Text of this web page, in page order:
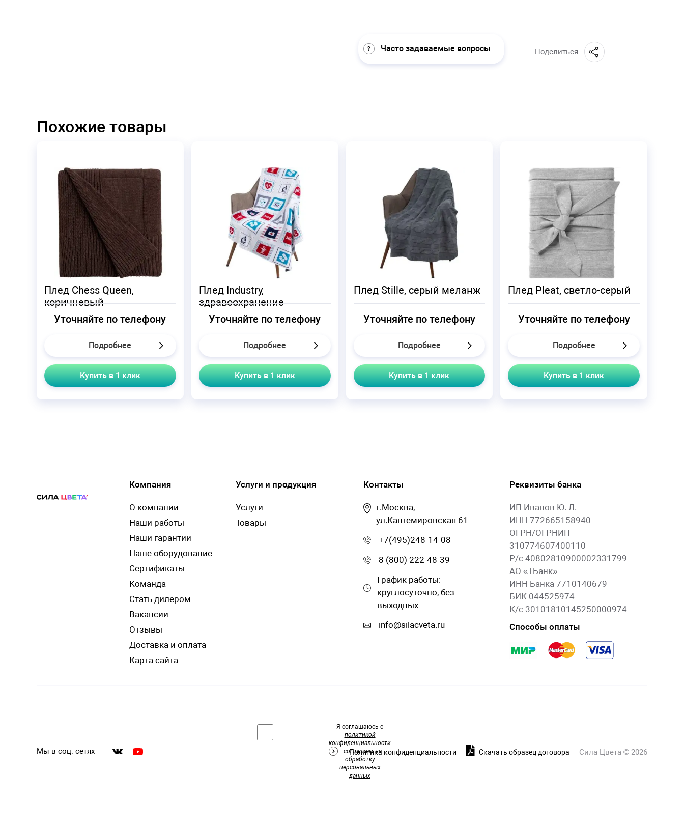
Часто задаваемые вопросы Поделиться
Похожие товары
Плед Chess Queen,
коричневый
Уточняйте по телефону
Подробнее
Купить в 1 клик
Плед Industry,
здравоохранение
Уточняйте по телефону
Подробнее
Купить в 1 клик
Плед Stille, серый меланж
Уточняйте по телефону
Подробнее
Купить в 1 клик
Плед Pleat, светло-серый
Уточняйте по телефону
Подробнее
Купить в 1 клик
Компания
О компании
Наши работы
Наши гарантии
Наше оборудование
Сертификаты
Команда
Стать дилером
Вакансии
Отзывы
Доставка и оплата
Карта сайта
Услуги и продукция
Услуги
Товары
Контакты
г.Москва,
ул.Кантемировская 61
+7(495)248-14-08
8 (800) 222-48-39
График работы:
круглосуточно, без
выходных
info@silacveta.ru
Реквизиты банка
ИП Иванов Ю. Л.
ИНН 772665158940
ОГРН/ОГРНИП
310774607400110
Р/с 40802810900002331799
АО «ТБанк»
ИНН Банка 7710140679
БИК 044525974
К/с 30101810145250000974
Способы оплаты
Мы в соц. сетях
Я соглашаюсь с
политикой
конфиденциальности
согласием на
обработку
персональных
данных
Политика конфиденциальности Скачать образец договора Сила Цвета © 2026